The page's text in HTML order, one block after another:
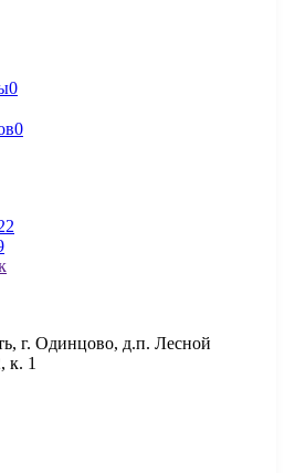
0
0
г. Одинцово, д.п. Лесной
к. 1